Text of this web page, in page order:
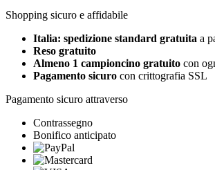
Shopping sicuro e affidabile
Italia: spedizione standard gratuita a
Reso gratuito
Almeno 1 campioncino gratuito con
Pagamento sicuro con crittografia SSL
Pagamento sicuro attraverso
Contrassegno
Bonifico anticipato